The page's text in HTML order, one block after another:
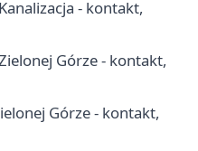
- kontakt,
Górze - kontakt,
Górze - kontakt,